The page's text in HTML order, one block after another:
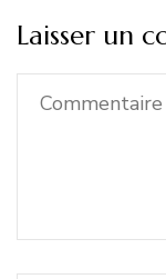
Laisser un